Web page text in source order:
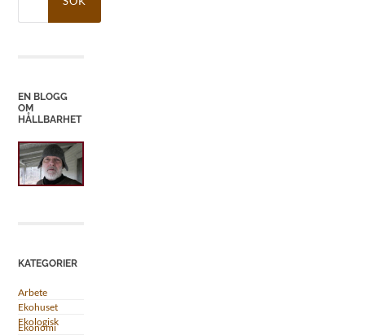
EN BLOGG
OM
HÅLLBARHET
KATEGORIER
Arbete
Ekohuset
Ekologisk
Ekonomi